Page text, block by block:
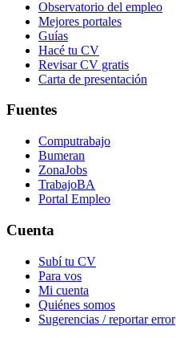
Observatorio del empleo
Mejores portales
Guías
Hacé tu CV
Revisar CV gratis
Carta de presentación
Fuentes
Computrabajo
Bumeran
ZonaJobs
TrabajoBA
Portal Empleo
Cuenta
Subí tu CV
Para vos
Mi cuenta
Quiénes somos
Sugerencias / reportar error